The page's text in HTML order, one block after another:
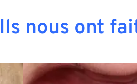
Ils nous ont